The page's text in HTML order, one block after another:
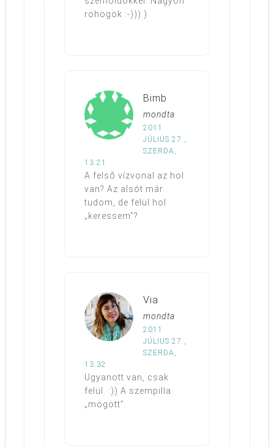
röhögök :-))) )
Bimb
mondta
2011.
JÚLIUS 27.,
SZERDA,
13:21
A felső vízvonal az hol
van? Az alsót már
tudom, de felül hol
„keressem”?
Via
mondta
2011.
JÚLIUS 27.,
SZERDA,
13:32
Ugyanott van, csak
felül. :)) A szempilla
„mögött”.